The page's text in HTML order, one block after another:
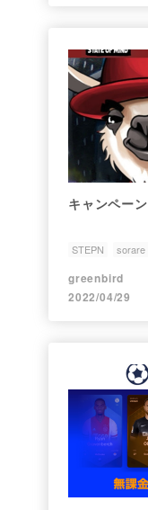
キャンペーン
STEPN sorare
greenbird
2022/04/29